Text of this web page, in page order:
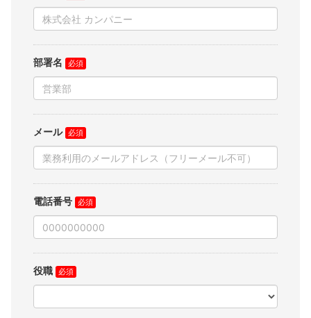
部署名
メール
電話番号
役職